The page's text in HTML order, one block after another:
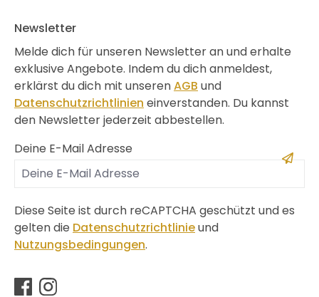
Newsletter
Melde dich für unseren Newsletter an und erhalte
exklusive Angebote. Indem du dich anmeldest,
erklärst du dich mit unserenAGB und
Datenschutzrichtlinien einverstanden. Du kannst
den Newsletter jederzeit abbestellen.
Deine E-Mail Adresse
Diese Seite ist durch reCAPTCHA geschützt und es
gelten die Datenschutzrichtlinieund
Nutzungsbedingungen.